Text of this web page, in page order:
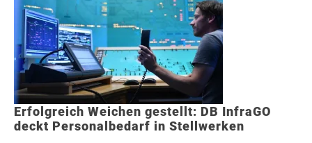
Erfolgreich Weichen gestellt: DB InfraGO
deckt Personalbedarf in Stellwerken